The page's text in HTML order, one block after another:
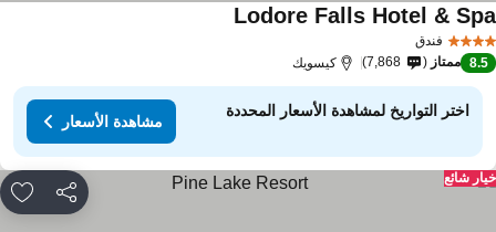
فندق
Lodore Falls Hotel &
8.5 ممتاز 7,868 كيسويك
اختر التواريخ لمشاهدة الأسعار المحددة
مشاهدة الأسعار
مشاركة
شائع